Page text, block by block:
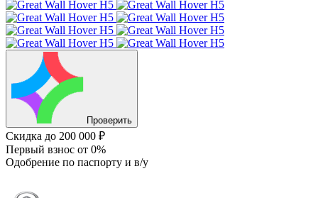
Проверить
Скидка до 200 000 ₽
Первый взнос от 0%
Одобрение по паспорту и в/у